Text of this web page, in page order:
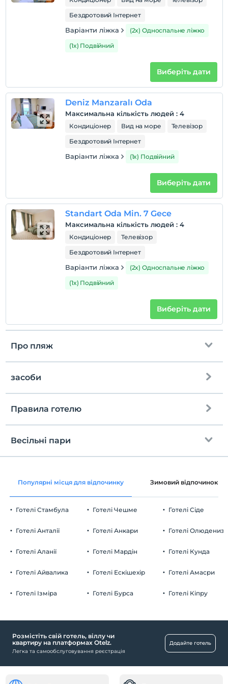
Бездротовий Інтернет
Варіанти ліжка
(2x) Односпальне ліжко
(1x) Подвійний
Виберіть дати
Deniz Manzaralı Oda
Максимальна кількість людей : 4
Кондиціонер Вид на море
Телевізор
Бездротовий Інтернет
Варіанти ліжка (1x) Подвійний
Виберіть дати
Standart Oda Min. 7 Gece
Максимальна кількість людей : 4
Кондиціонер
Телевізор
Бездротовий Інтернет
Варіанти ліжка
(2x) Односпальне ліжко
(1x) Подвійний
Виберіть дати
Про пляж
Блакитний прапор
Платформа
Лежак і парасолька
Пляжний рушник
засоби
Парковка (на території)
Відключений пандус
Дитина
Дитячий басейн
Правила готелю
перевірь
En erken saat 14:00 ve sonrası
Перевірити
домашня тварина
кімнати для некурців
дітей
2 дітей віком до 6 за номер не стягується
Весільні пари
Вино в кімнаті
Покращення номеру вищого класу за
умови наявності
Кошик з фруктами в кімнаті
Популярні місця для відпочинку Зимовий відпочинок
Готелі Стамбула
Готелі Анталії
Готелі Аланії
Готелі Айвалика
Готелі Ізміра
Готелі Чешме
Готелі Анкари
Готелі Мардін
Готелі Ескішехір
Готелі Бурса
Готелі Сіде
Готелі Олюдениза
Готелі Кунда
Готелі Амасри
Готелі Кіпру
Розмістіть свій готель, віллу чи
квартиру на платформах Otelz.
Легка та самообслуговування реєстрація
Додайте готель